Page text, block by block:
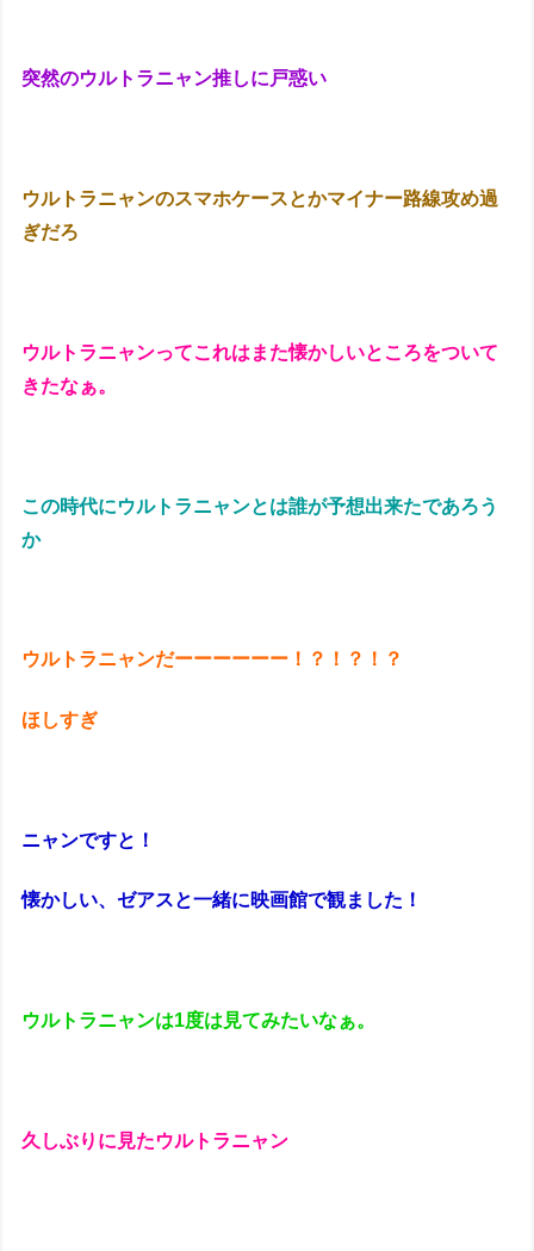
突然のウルトラニャン推しに戸惑い
ウルトラニャンのスマホケースとかマイナー路線攻め過
ぎだろ
ウルトラニャンってこれはまた懐かしいところをついて
きたなぁ。
この時代にウルトラニャンとは誰が予想出来たであろう
か
ウルトラニャンだーーーーーー！？！？！？
ほしすぎ
ニャンですと！
懐かしい、ゼアスと一緒に映画館で観ました！
ウルトラニャンは1度は見てみたいなぁ。
久しぶりに見たウルトラニャン